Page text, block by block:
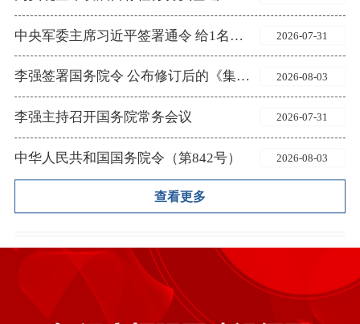
中央军委主席习近平签署通令 给1名个人记功 2026-07-31
李强签署国务院令 公布修订后的《集成电路布图设计保护条例》 2026-08-03
李强主持召开国务院常务会议 2026-07-31
中华人民共和国国务院令（第842号） 2026-08-03
查看更多